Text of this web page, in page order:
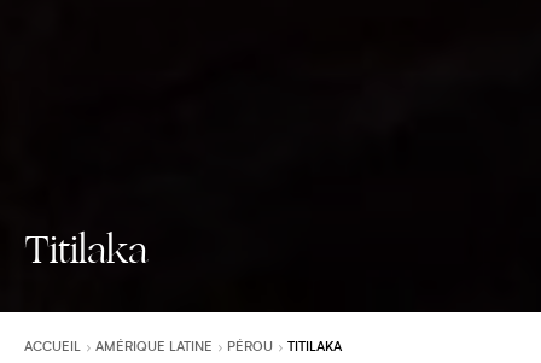
Titilaka
ACCUEIL AMÉRIQUE LATINE PÉROU TITILAKA